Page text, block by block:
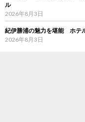
ル
2026年8月3日
紀伊勝浦の魅力を堪能 ホテ
2026年8月3日